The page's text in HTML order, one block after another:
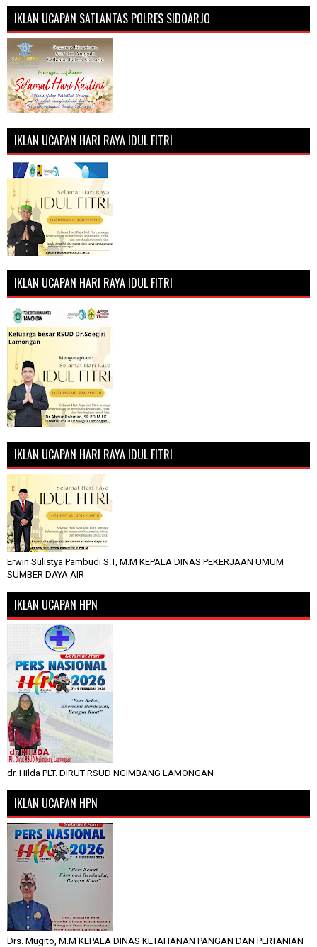
IKLAN UCAPAN SATLANTAS POLRES SIDOARJO
IKLAN UCAPAN HARI RAYA IDUL FITRI
IKLAN UCAPAN HARI RAYA IDUL FITRI
IKLAN UCAPAN HARI RAYA IDUL FITRI
Erwin Sulistya Pambudi S.T, M.M KEPALA DINAS PEKERJAAN UMUM
SUMBER DAYA AIR
IKLAN UCAPAN HPN
dr. Hilda PLT. DIRUT RSUD NGIMBANG LAMONGAN
IKLAN UCAPAN HPN
Drs. Mugito, M.M KEPALA DINAS KETAHANAN PANGAN DAN PERTANIAN